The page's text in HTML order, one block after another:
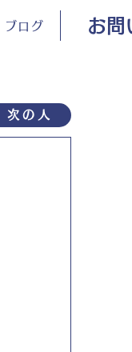
ブログ お問
次の人